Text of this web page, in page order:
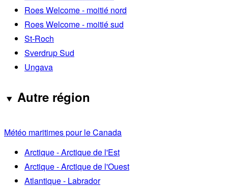
Roes Welcome - moitié nord
Roes Welcome - moitié sud
St-Roch
Sverdrup Sud
Ungava
Autre région
Météo maritimes pour le Canada
Arctique - Arctique de l'Est
Arctique - Arctique de l'Ouest
Atlantique - Labrador